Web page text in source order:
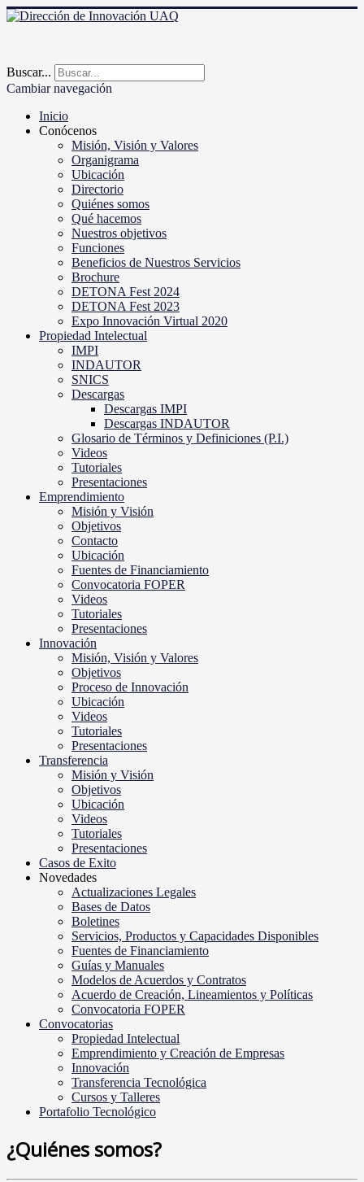
Buscar...
Cambiar navegación
Inicio
Conócenos
Misión, Visión y Valores
Organigrama
Ubicación
Directorio
Quiénes somos
Qué hacemos
Nuestros objetivos
Funciones
Beneficios de Nuestros Servicios
Brochure
DETONA Fest 2024
DETONA Fest 2023
Expo Innovación Virtual 2020
Propiedad Intelectual
IMPI
INDAUTOR
SNICS
Descargas
Descargas IMPI
Descargas INDAUTOR
Glosario de Términos y Definiciones (P.I.)
Videos
Tutoriales
Presentaciones
Emprendimiento
Misión y Visión
Objetivos
Contacto
Ubicación
Fuentes de Financiamiento
Convocatoria FOPER
Videos
Tutoriales
Presentaciones
Innovación
Misión, Visión y Valores
Objetivos
Proceso de Innovación
Ubicación
Videos
Tutoriales
Presentaciones
Transferencia
Misión y Visión
Objetivos
Ubicación
Videos
Tutoriales
Presentaciones
Casos de Exito
Novedades
Actualizaciones Legales
Bases de Datos
Boletines
Servicios, Productos y Capacidades Disponibles
Fuentes de Financiamiento
Guías y Manuales
Modelos de Acuerdos y Contratos
Acuerdo de Creación, Lineamientos y Políticas
Convocatoria FOPER
Convocatorias
Propiedad Intelectual
Emprendimiento y Creación de Empresas
Innovación
Transferencia Tecnológica
Cursos y Talleres
Portafolio Tecnológico
¿Quiénes somos?